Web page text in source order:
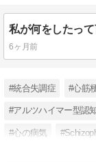
私が何をしたって
6ヶ月前
#統合失調症 #心筋
#アルツハイマー型認
#心の病気